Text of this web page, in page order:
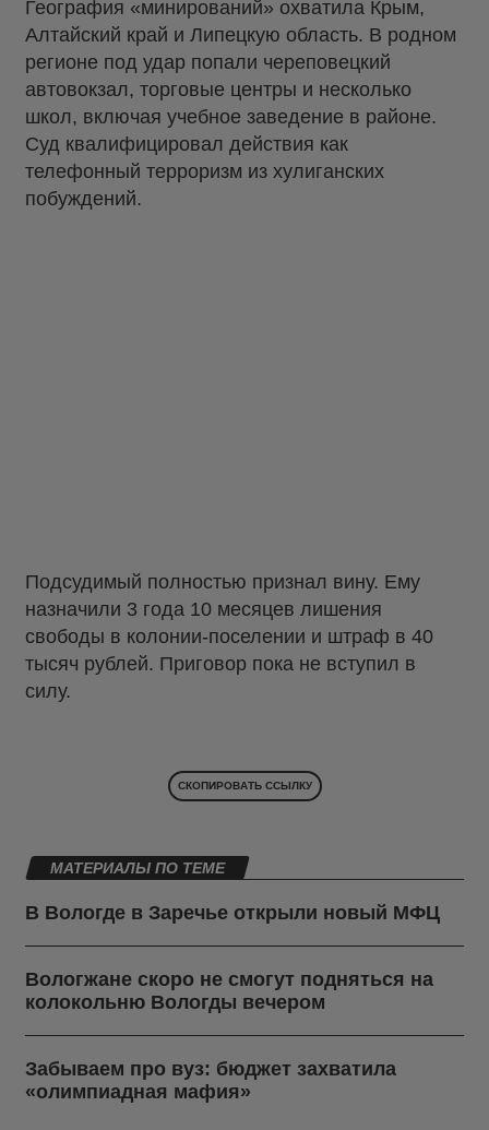
География «минирований» охватила Крым,
Алтайский край и Липецкую область. В родном
регионе под удар попали череповецкий
автовокзал, торговые центры и несколько
школ, включая учебное заведение в районе.
Суд квалифицировал действия как
телефонный терроризм из хулиганских
побуждений.
Подсудимый полностью признал вину. Ему
назначили 3 года 10 месяцев лишения
свободы в колонии-поселении и штраф в 40
тысяч рублей. Приговор пока не вступил в
силу.
СКОПИРОВАТЬ ССЫЛКУ
МАТЕРИАЛЫ ПО ТЕМЕ
В Вологде в Заречье открыли новый МФЦ
Вологжане скоро не смогут подняться на
колокольню Вологды вечером
Забываем про вуз: бюджет захватила
«олимпиадная мафия»